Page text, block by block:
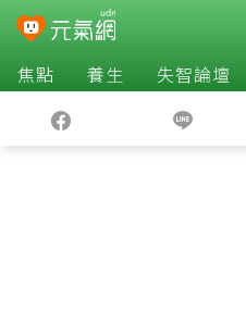
焦點 養生 失智論壇